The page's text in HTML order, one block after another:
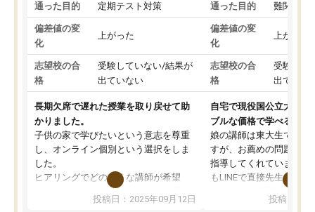
通った目的 定期テスト対策
偏差値の変
化
上がった
志望校の合
格
受験していない/結果が
出ていない
長期欠席で遅れた授業を取り戻せて助
かりました。
子供の家で学びたいという意志を尊重
し、オンライン個別という選択をしま
した。
ヒアリングでどのような講師が希望
か、オプションは付帯するかなど選ぶ
事が出来ました。
投稿日：2025年09月12日
通った目的 難関私立
偏差値の変
化
上がった
志望校の合
格
受験して
出ていな
自宅で現役国公立大学生
ブルな価格で学べる
娘の講師は東大生では無
すが、お薦めの問題集や
指導してくれています。
もLINEで直接先生に質問
めれるので、個人に合
投稿日：